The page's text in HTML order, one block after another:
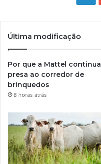
Última modificação
Por que a Mattel continua
presa ao corredor de
brinquedos
8 horas atrás